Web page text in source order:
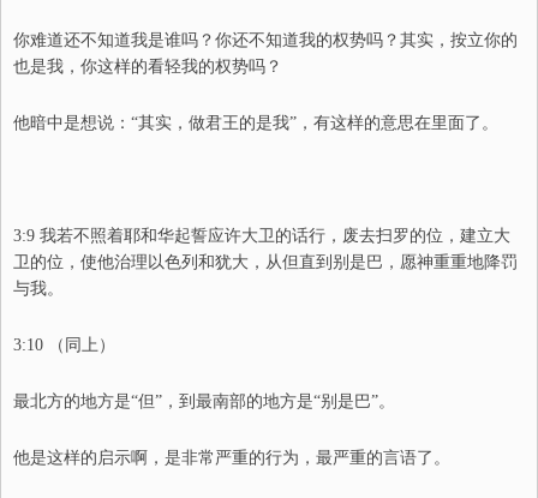
你难道还不知道我是谁吗？你还不知道我的权势吗？其实，按立你的
也是我，你这样的看轻我的权势吗？
他暗中是想说：“其实，做君王的是我”，有这样的意思在里面了。
3:9 我若不照着耶和华起誓应许大卫的话行，废去扫罗的位，建立大
卫的位，使他治理以色列和犹大，从但直到别是巴，愿神重重地降罚
与我。
3:10 （同上）
最北方的地方是“但”，到最南部的地方是“别是巴”。
他是这样的启示啊，是非常严重的行为，最严重的言语了。